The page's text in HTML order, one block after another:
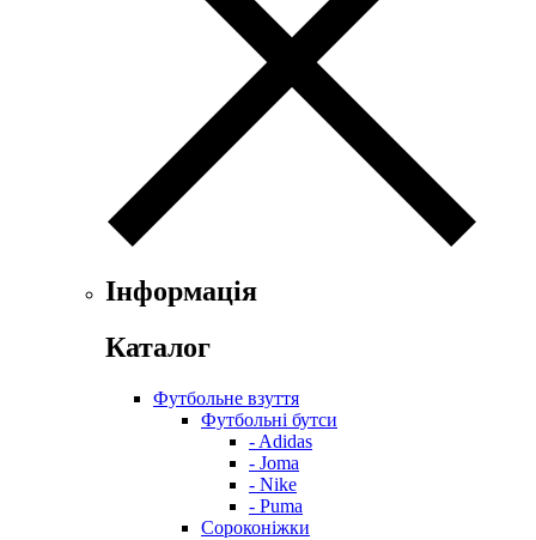
Інформація
Каталог
Футбольне взуття
Футбольні бутси
- Adidas
- Joma
- Nike
- Puma
Сороконіжки